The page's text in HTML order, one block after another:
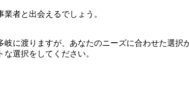
者と出会えるでしょう。
に渡りますが、あなたのニーズに合わせた選択
選択をしてください。